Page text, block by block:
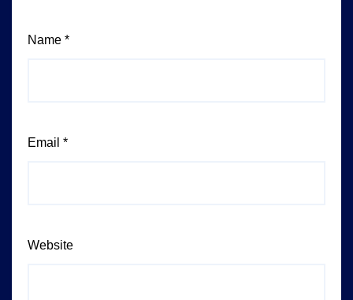
Name *
Email *
Website